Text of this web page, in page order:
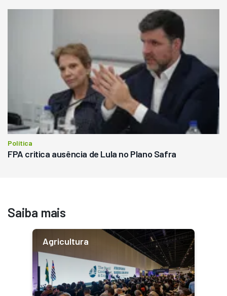
Política
FPA critica ausência de Lula no Plano Safra
Saiba mais
Agricultura